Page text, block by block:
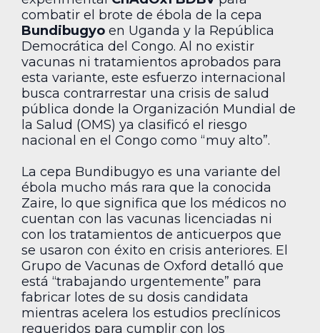
combatir el brote de ébola de la cepa
Bundibugyo en Uganda y la República
Democrática del Congo. Al no existir
vacunas ni tratamientos aprobados para
esta variante, este esfuerzo internacional
busca contrarrestar una crisis de salud
pública donde la Organización Mundial de
la Salud (OMS) ya clasificó el riesgo
nacional en el Congo como “muy alto”.
La cepa Bundibugyo es una variante del
ébola mucho más rara que la conocida
Zaire, lo que significa que los médicos no
cuentan con las vacunas licenciadas ni
con los tratamientos de anticuerpos que
se usaron con éxito en crisis anteriores. El
Grupo de Vacunas de Oxford detalló que
está “trabajando urgentemente” para
fabricar lotes de su dosis candidata
mientras acelera los estudios preclínicos
requeridos para cumplir con los